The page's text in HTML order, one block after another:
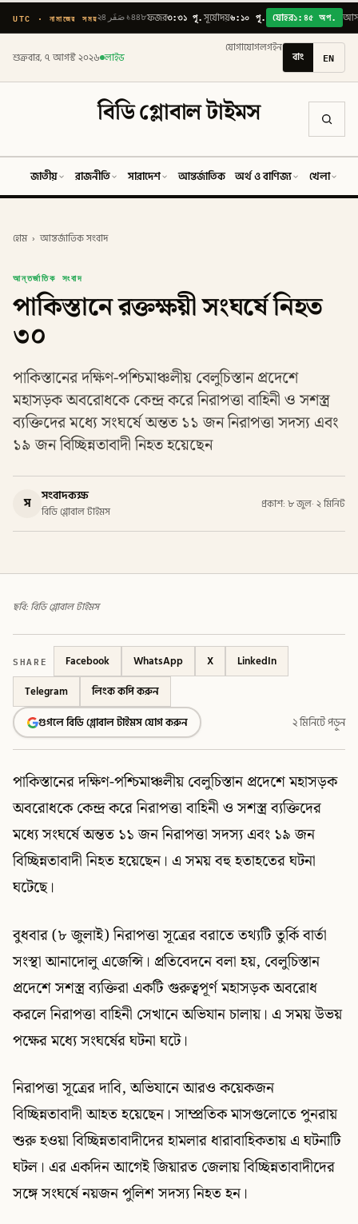
UTC · নামাজের সময় ২৪ صَفَر ১৪৪৮ফজর৩:৩১ পূ.সূর্যোদয়৬:১০ পূ. যোহর১:৪৫ অপ.
শুক্রবার, ৭ আগস্ট ২০২৬ লাইভ
যোগাযোগলগইন
বাং EN
বিডি গ্লোবাল টাইমস
জাতীয় রাজনীতি সারাদেশ আন্তর্জাতিক অর্থ ও বাণিজ্য খেলা
হোম › আন্তর্জাতিক সংবাদ
আন্তর্জাতিক সংবাদ
পাকিস্তানে রক্তক্ষয়ী সংঘর্ষে নিহত
৩০
পাকিস্তানের দক্ষিণ-পশ্চিমাঞ্চলীয় বেলুচিস্তান প্রদেশে
মহাসড়ক অবরোধকে কেন্দ্র করে নিরাপত্তা বাহিনী ও সশস্ত্র
ব্যক্তিদের মধ্যে সংঘর্ষে অন্তত ১১ জন নিরাপত্তা সদস্য এবং
১৯ জন বিচ্ছিন্নতাবাদী নিহত হয়েছেন
স সংবাদকক্ষ
বিডি গ্লোবাল টাইমস
প্রকাশ: ৮ জুল· ২ মিনিট
ছবি: বিডি গ্লোবাল টাইমস
SHARE Facebook WhatsApp X
LinkedIn
Telegram
লিংক কপি করুন
গুগলে বিডি গ্লোবাল টাইমস যোগ করুন
২ মিনিটে পড়ুন
পাকিস্তানের দক্ষিণ-পশ্চিমাঞ্চলীয় বেলুচিস্তান প্রদেশে মহাসড়ক
অবরোধকে কেন্দ্র করে নিরাপত্তা বাহিনী ও সশস্ত্র ব্যক্তিদের
মধ্যে সংঘর্ষে অন্তত ১১ জন নিরাপত্তা সদস্য এবং ১৯ জন
বিচ্ছিন্নতাবাদী নিহত হয়েছেন। এ সময় বহু হতাহতের ঘটনা
ঘটেছে।
বুধবার (৮ জুলাই) নিরাপত্তা সূত্রের বরাতে তথ্যটি তুর্কি বার্তা
সংস্থা আনাদোলু এজেন্সি। প্রতিবেদনে বলা হয়, বেলুচিস্তান
প্রদেশে সশস্ত্র ব্যক্তিরা একটি গুরুত্বপূর্ণ মহাসড়ক অবরোধ
করলে নিরাপত্তা বাহিনী সেখানে অভিযান চালায়। এ সময় উভয়
পক্ষের মধ্যে সংঘর্ষের ঘটনা ঘটে।
নিরাপত্তা সূত্রের দাবি, অভিযানে আরও কয়েকজন
বিচ্ছিন্নতাবাদী আহত হয়েছেন।সাম্প্রতিক মাসগুলোতে পুনরায়
শুরু হওয়া বিচ্ছিন্নতাবাদীদের হামলার ধারাবাহিকতায় এ ঘটনাটি
ঘটল। এর একদিন আগেই জিয়ারত জেলায় বিচ্ছিন্নতাবাদীদের
সঙ্গে সংঘর্ষে নয়জন পুলিশ সদস্য নিহত হন।